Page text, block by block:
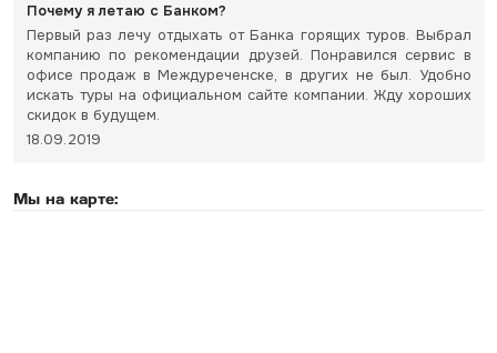
Почему я летаю с Банком?
Первый раз лечу отдыхать от Банка горящих туров. Выбрал
компанию по рекомендации друзей. Понравился сервис в
офисе продаж в Междуреченске, в других не был. Удобно
искать туры на официальном сайте компании. Жду хороших
скидок в будущем.
18.09.2019
Мы на карте: